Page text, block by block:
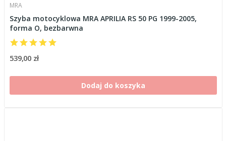
MRA
Szyba motocyklowa MRA APRILIA RS 50 PG 1999-2005,
forma O, bezbarwna
539,00 zł
Dodaj do koszyka